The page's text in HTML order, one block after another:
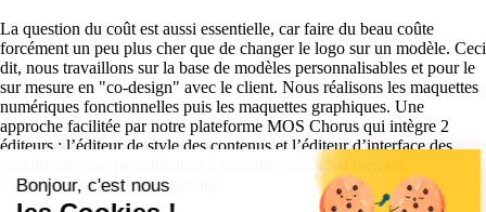
Bonjour, c'est nous
La question du coût est aussi essentielle, car faire du beau coûte
forcément un peu plus cher que de changer le logo sur un modèle. Ceci
dit, nous travaillons sur la base de modèles personnalisables et pour le
sur mesure en "co-design" avec le client. Nous réalisons les maquettes
numériques fonctionnelles puis les maquettes graphiques. Une
approche facilitée par notre plateforme MOS Chorus qui intègre 2
éditeurs : l’éditeur de style des contenus et l’éditeur d’interface des
portails, de quoi personnaliser à moindre coût aussi bien les
fonctionnalités que le graphisme.